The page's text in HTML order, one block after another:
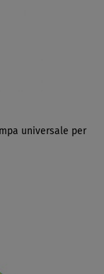
universale per